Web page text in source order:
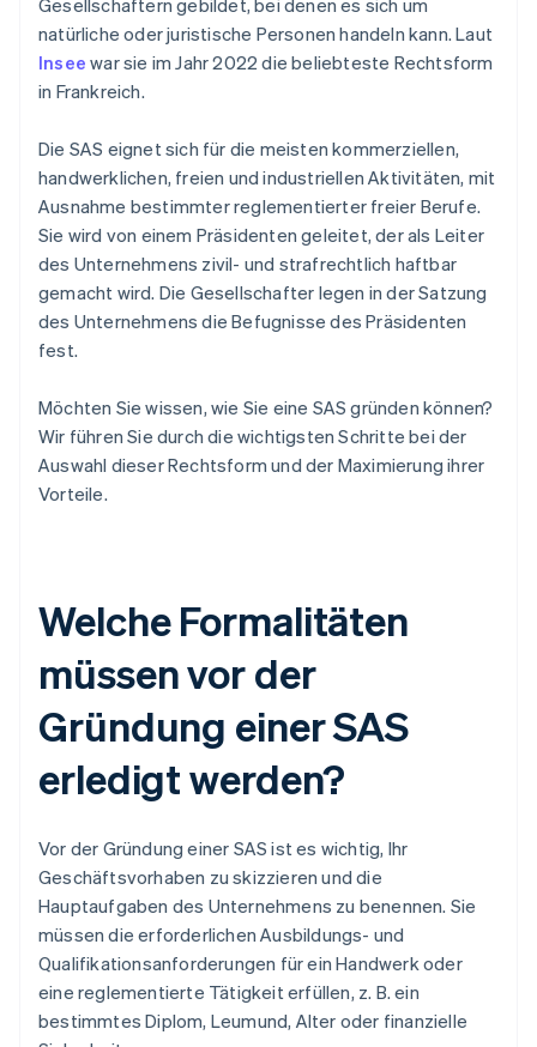
Gesellschaftern gebildet, bei denen es sich um
natürliche oder juristische Personen handeln kann. Laut
Insee war sie im Jahr 2022 die beliebteste Rechtsform
in Frankreich.
Die SAS eignet sich für die meisten kommerziellen,
handwerklichen, freien und industriellen Aktivitäten, mit
Ausnahme bestimmter reglementierter freier Berufe.
Sie wird von einem Präsidenten geleitet, der als Leiter
des Unternehmens zivil- und strafrechtlich haftbar
gemacht wird. Die Gesellschafter legen in der Satzung
des Unternehmens die Befugnisse des Präsidenten
fest.
Möchten Sie wissen, wie Sie eine SAS gründen können?
Wir führen Sie durch die wichtigsten Schritte bei der
Auswahl dieser Rechtsform und der Maximierung ihrer
Vorteile.
Welche Formalitäten
müssen vor der
Gründung einer SAS
erledigt werden?
Vor der Gründung einer SAS ist es wichtig, Ihr
Geschäftsvorhaben zu skizzieren und die
Hauptaufgaben des Unternehmens zu benennen. Sie
müssen die erforderlichen Ausbildungs- und
Qualifikationsanforderungen für ein Handwerk oder
eine reglementierte Tätigkeit erfüllen, z. B. ein
bestimmtes Diplom, Leumund, Alter oder finanzielle